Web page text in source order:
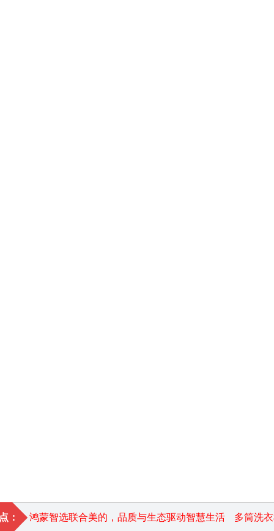
： 鸿蒙智选联合美的，品质与生态驱动智慧生活 多筒洗